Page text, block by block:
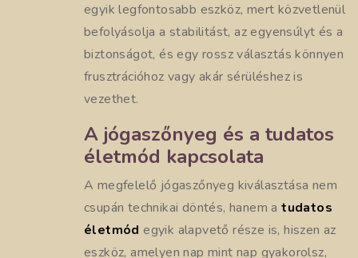
egyik legfontosabb eszköz, mert közvetlenül
befolyásolja a stabilitást, az egyensúlyt és a
biztonságot, és egy rossz választás könnyen
frusztrációhoz vagy akár sérüléshez is
vezethet.
A jógaszőnyeg és a tudatos
életmód kapcsolata
A megfelelő jógaszőnyeg kiválasztása nem
csupán technikai döntés, hanem atudatos
életmód egyik alapvető része is, hiszen az
eszköz, amelyen nap mint nap gyakorolsz,